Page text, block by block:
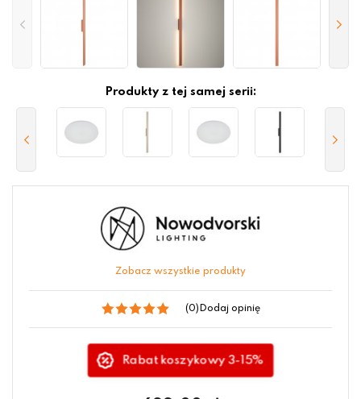
Produkty z tej samej serii:
Zobacz wszystkie produkty
(0) Dodaj opinię
Rabat koszykowy 3-15%